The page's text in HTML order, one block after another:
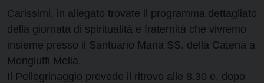
Carissimi, in allegato trovate il programma dettagliato
della giornata di spiritualità e fraternità che vivremo
insieme presso il Santuario Maria SS. della Catena a
Mongiuffi Melia.
Il Pellegrinaggio prevede il ritrovo alle 8.30 e, dopo